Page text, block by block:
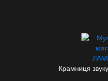
Крамниця